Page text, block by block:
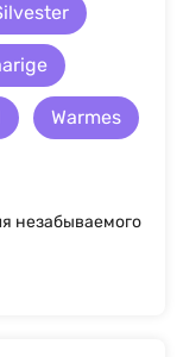
Warmes
незабываемого